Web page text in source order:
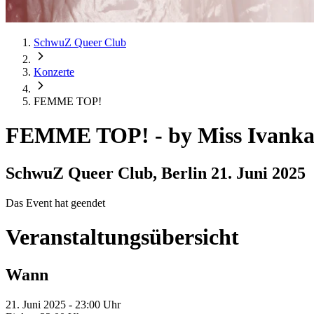
SchwuZ Queer Club
Konzerte
FEMME TOP!
FEMME TOP! - by Miss
SchwuZ Queer Club, Berlin 21. Juni 2025
Das Event hat geendet
Veranstaltungsübersicht
Wann
21. Juni 2025 - 23:00 Uhr